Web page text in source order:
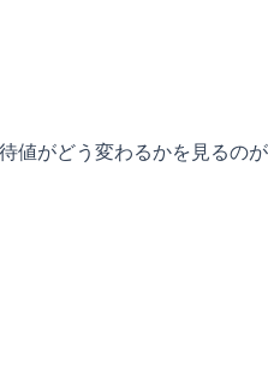
値がどう変わるかを見るのが